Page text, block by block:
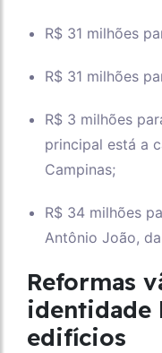
R$ 31 milhões
R$ 31 milhões
R$ 3 milhões
principal está a
Campinas;
R$ 34 milhões
Antônio João,
Reformas
identidade
edifícios